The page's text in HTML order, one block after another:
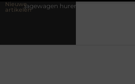
Nieuwe
artikelen
Kies de juiste aanhanger voor jouw klus